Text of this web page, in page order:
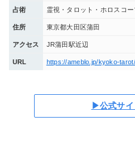
占術 霊視・タロット・ホロスコ
住所 東京都大田区蒲田
アクセス JR蒲田駅近辺
URL https://ameblo.jp/kyoko-tarot/
▶公式サイ